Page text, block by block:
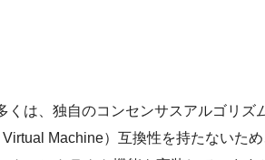
は、独自のコンセンサスアルゴリズ
Machine）互換性を持たないた